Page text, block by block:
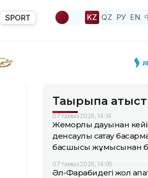
SPORT KZ QZ РУ EN
Тақырыпқа
07 тамыз 2026, 14:14
Жемқорлық дауынан
денсаулық сақтау
басшысы жұмысынан
07 тамыз 2026, 14:05
Әл-Фарабидегі жол